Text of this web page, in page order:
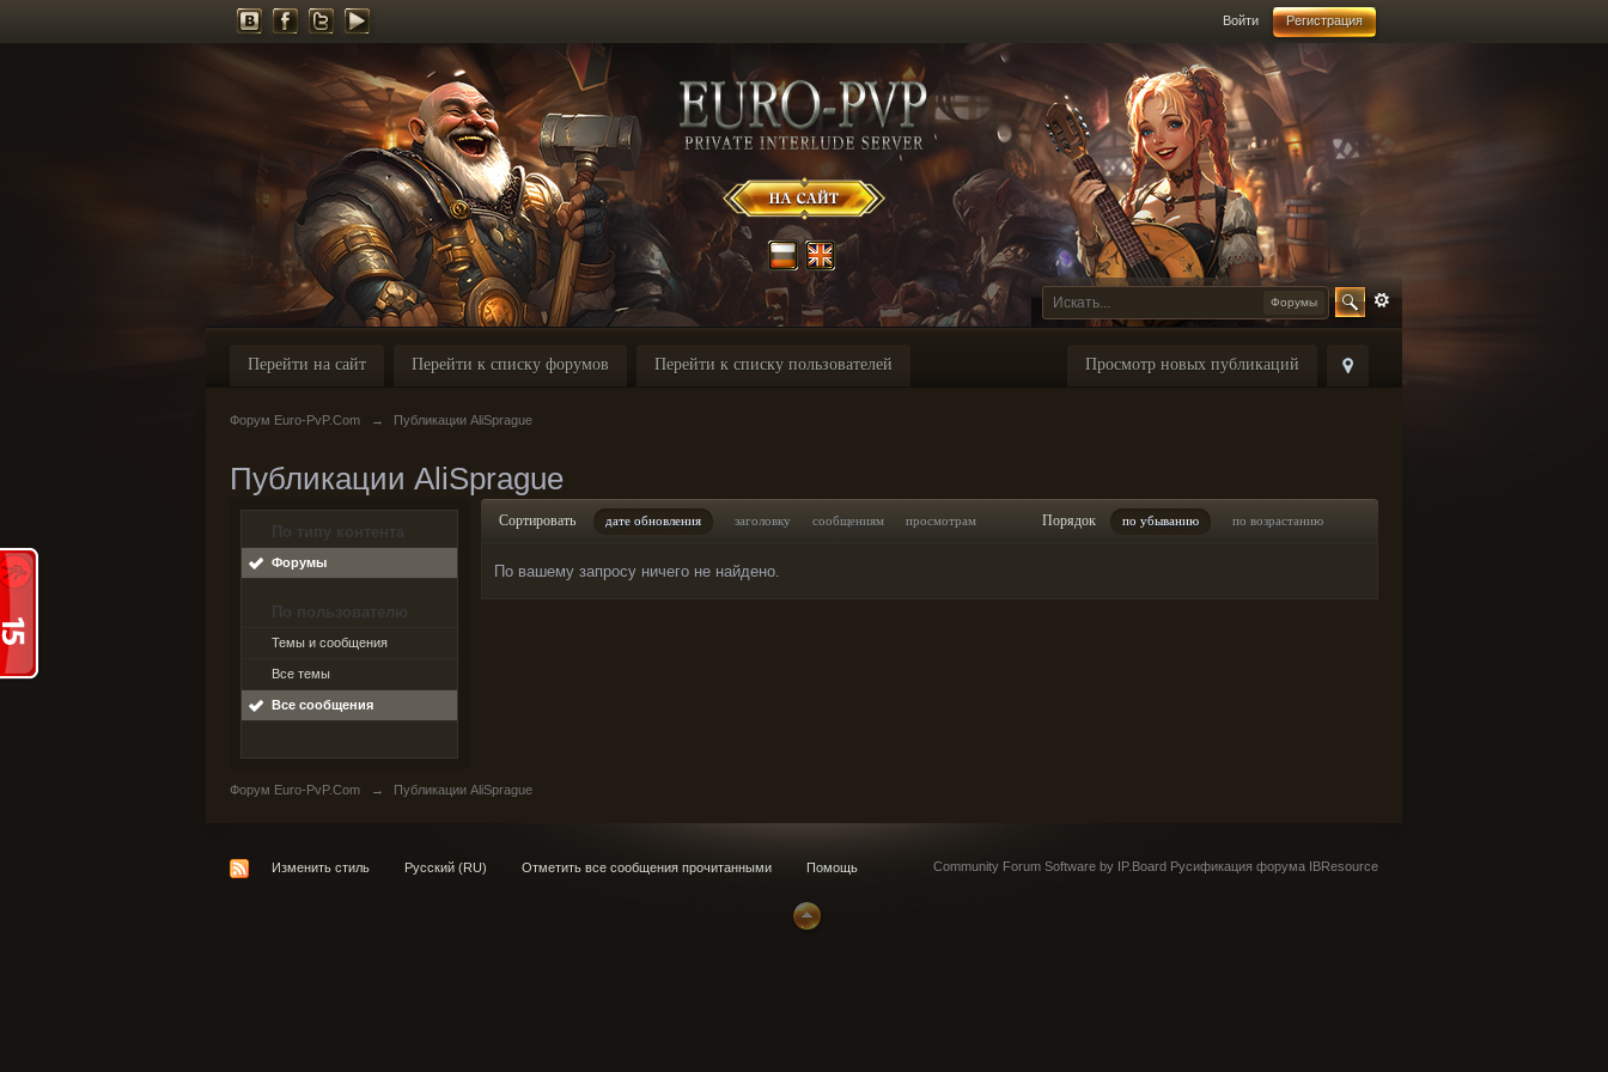
Войти Регистрация
Форумы
Просмотр новых публикаций
Перейти на сайт Перейти к списку форумов Перейти к списку пользователей
Форум Euro-PvP.Com → Публикации AliSprague
Публикации AliSprague
По типу контента
Форумы
По пользователю
Темы и сообщения
Все темы
Все сообщения
Сортировать дате обновления заголовку сообщениям просмотрам Порядок по убыванию по возрастанию
По вашему запросу ничего не найдено.
Форум Euro-PvP.Com → Публикации AliSprague
Изменить стиль Русский (RU) Отметить все сообщения прочитанными Помощь Community Forum Software by IP.Board Русификация форума IBResource